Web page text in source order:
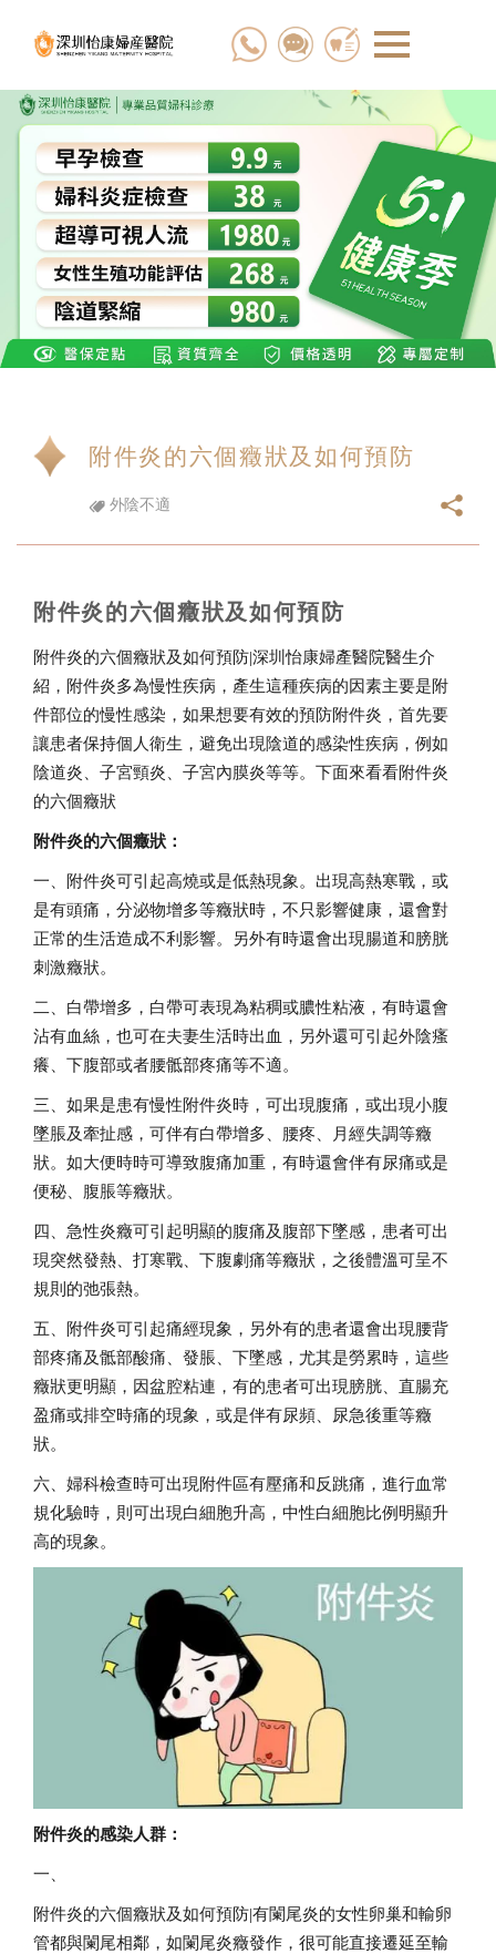
附件炎的六個癥狀及如何預防
外陰不適
附件炎的六個癥狀及如何預防
附件炎的六個癥狀及如何預防|深圳怡康婦產醫院醫生介
紹，附件炎多為慢性疾病，產生這種疾病的因素主要是附
件部位的慢性感染，如果想要有效的預防附件炎，首先要
讓患者保持個人衛生，避免出現陰道的感染性疾病，例如
陰道炎、子宮頸炎、子宮內膜炎等等。下面來看看附件炎
的六個癥狀
附件炎的六個癥狀：
一、附件炎可引起高燒或是低熱現象。出現高熱寒戰，或
是有頭痛，分泌物增多等癥狀時，不只影響健康，還會對
正常的生活造成不利影響。另外有時還會出現腸道和膀胱
刺激癥狀。
二、白帶增多，白帶可表現為粘稠或膿性粘液，有時還會
沾有血絲，也可在夫妻生活時出血，另外還可引起外陰瘙
癢、下腹部或者腰骶部疼痛等不適。
三、如果是患有慢性附件炎時，可出現腹痛，或出現小腹
墜脹及牽扯感，可伴有白帶增多、腰疼、月經失調等癥
狀。如大便時時可導致腹痛加重，有時還會伴有尿痛或是
便秘、腹脹等癥狀。
四、急性炎癥可引起明顯的腹痛及腹部下墜感，患者可出
現突然發熱、打寒戰、下腹劇痛等癥狀，之後體溫可呈不
規則的弛張熱。
五、附件炎可引起痛經現象，另外有的患者還會出現腰背
部疼痛及骶部酸痛、發脹、下墜感，尤其是勞累時，這些
癥狀更明顯，因盆腔粘連，有的患者可出現膀胱、直腸充
盈痛或排空時痛的現象，或是伴有尿頻、尿急後重等癥
狀。
六、婦科檢查時可出現附件區有壓痛和反跳痛，進行血常
規化驗時，則可出現白細胞升高，中性白細胞比例明顯升
高的現象。
附件炎的感染人群：
一、
附件炎的六個癥狀及如何預防|有闌尾炎的女性卵巢和輸卵
管都與闌尾相鄰，如闌尾炎癥發作，很可能直接遷延至輸